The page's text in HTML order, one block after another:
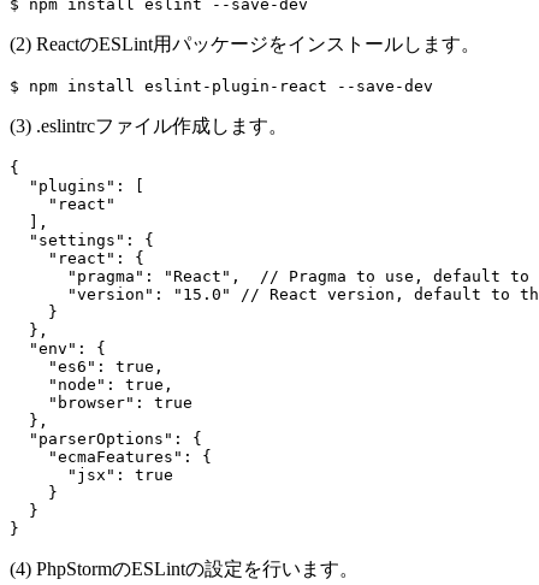
(2) ReactのESLint用パッケージをインストールします。
(3) .eslintrcファイル作成します。
{
  "plugins": [
    "react"
  ],
  "settings": {
    "react": {
"pragma": "React",  // Pragma to use, default to
"version": "15.0" // React version, default to
    }
  },
  "env": {
    "es6": true,
    "node": true,
    "browser": true
  },
  "parserOptions": {
    "ecmaFeatures": {
      "jsx": true
    }
  }
(4) PhpStormのESLintの設定を行います。